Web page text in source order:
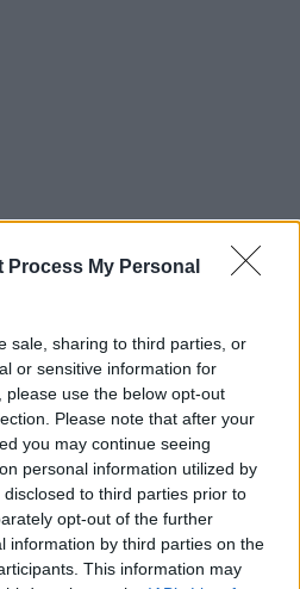
Process My Personal
sale, sharing to third parties, or
or sensitive information for
use the below opt-out
Please note that after your
you may continue seeing
personal information utilized by
to third parties prior to
opt-out of the further
information by third parties on the
This information may